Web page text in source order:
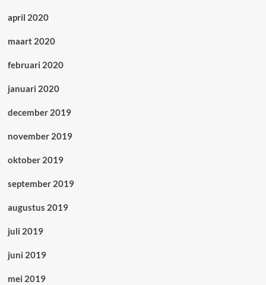
april 2020
maart 2020
februari 2020
januari 2020
december 2019
november 2019
oktober 2019
september 2019
augustus 2019
juli 2019
juni 2019
mei 2019